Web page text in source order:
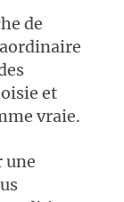
de
et
vraie.
une